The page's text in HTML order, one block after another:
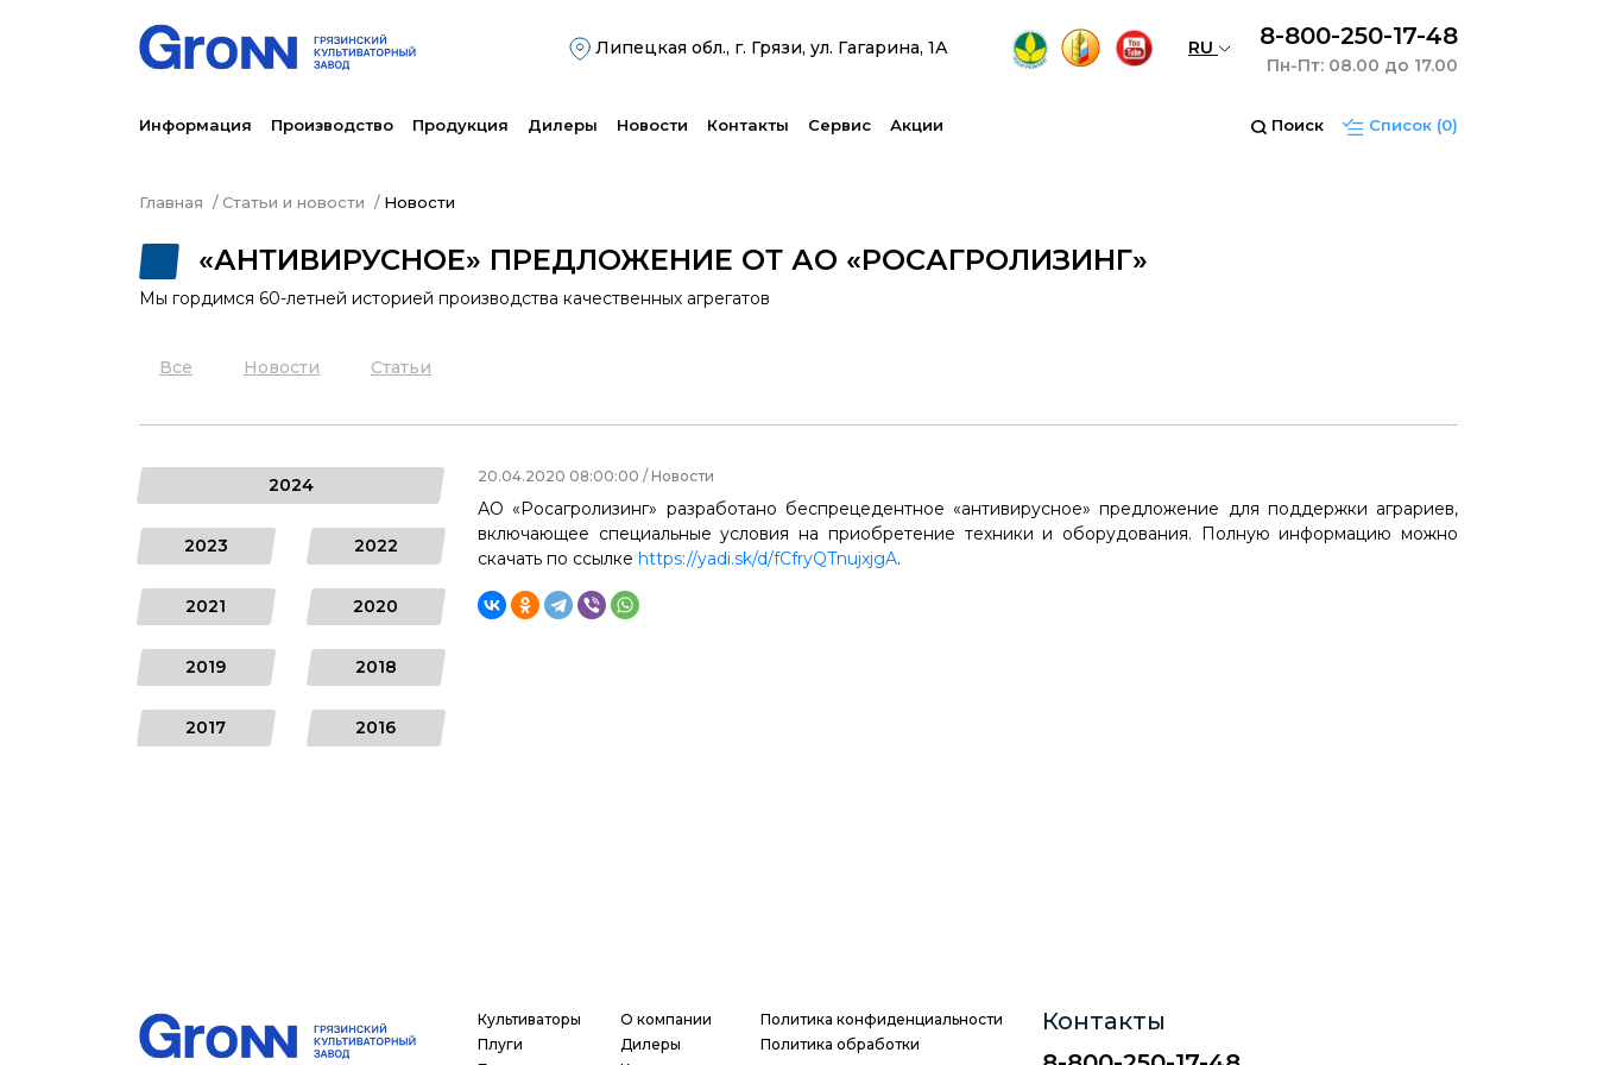
8-800-250-17-48
Пн-Пт: 08.00 до 17.00
RU
Липецкая обл., г. Грязи, ул. Гагарина, 1А
Информация Производство Продукция Дилеры Новости Контакты Сервис Акции Поиск Список (0)
Главная Статьи и новости Новости
«АНТИВИРУСНОЕ» ПРЕДЛОЖЕНИЕ ОТ АО «РОСАГРОЛИЗИНГ»
Мы гордимся 60-летней историей производства качественных агрегатов
Все Новости Статьи
2024
2023 2022
2021 2020
2019 2018
2017 2016
20.04.2020 08:00:00 / Новости
АО «Росагролизинг» разработано беспрецедентное «антивирусное» предложение для поддержки аграриев,
включающее специальные условия на приобретение техники и оборудования. Полную информацию можно
скачать по ссылке https://yadi.sk/d/fCfryQTnujxjgA.
Культиваторы
Плуги
О компании
Дилеры
Политика конфиденциальности
Политика обработки
Контакты